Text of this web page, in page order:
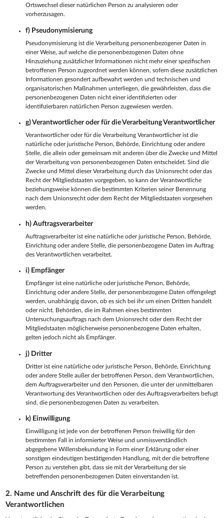
Ortswechsel dieser natürlichen Person zu analysieren oder
vorherzusagen.
f) Pseudonymisierung
Pseudonymisierung ist die Verarbeitung personenbezogener Daten in
einer Weise, auf welche die personenbezogenen Daten ohne
Hinzuziehung zusätzlicher Informationen nicht mehr einer spezifischen
betroffenen Person zugeordnet werden können, sofern diese zusätzlichen
Informationen gesondert aufbewahrt werden und technischen und
organisatorischen Maßnahmen unterliegen, die gewährleisten, dass die
personenbezogenen Daten nicht einer identifizierten oder
identifizierbaren natürlichen Person zugewiesen werden.
g) Verantwortlicher oder für die Verarbeitung Verantwortlicher
Verantwortlicher oder für die Verarbeitung Verantwortlicher ist die
natürliche oder juristische Person, Behörde, Einrichtung oder andere
Stelle, die allein oder gemeinsam mit anderen über die Zwecke und Mittel
der Verarbeitung von personenbezogenen Daten entscheidet. Sind die
Zwecke und Mittel dieser Verarbeitung durch das Unionsrecht oder das
Recht der Mitgliedstaaten vorgegeben, so kann der Verantwortliche
beziehungsweise können die bestimmten Kriterien seiner Benennung
nach dem Unionsrecht oder dem Recht der Mitgliedstaaten vorgesehen
werden.
h) Auftragsverarbeiter
Auftragsverarbeiter ist eine natürliche oder juristische Person, Behörde,
Einrichtung oder andere Stelle, die personenbezogene Daten im Auftrag
des Verantwortlichen verarbeitet.
i) Empfänger
Empfänger ist eine natürliche oder juristische Person, Behörde,
Einrichtung oder andere Stelle, der personenbezogene Daten offengelegt
werden, unabhängig davon, ob es sich bei ihr um einen Dritten handelt
oder nicht. Behörden, die im Rahmen eines bestimmten
Untersuchungsauftrags nach dem Unionsrecht oder dem Recht der
Mitgliedstaaten möglicherweise personenbezogene Daten erhalten,
gelten jedoch nicht als Empfänger.
j) Dritter
Dritter ist eine natürliche oder juristische Person, Behörde, Einrichtung
oder andere Stelle außer der betroffenen Person, dem Verantwortlichen,
dem Auftragsverarbeiter und den Personen, die unter der unmittelbaren
Verantwortung des Verantwortlichen oder des Auftragsverarbeiters befugt
sind, die personenbezogenen Daten zu verarbeiten.
k) Einwilligung
Einwilligung ist jede von der betroffenen Person freiwillig für den
bestimmten Fall in informierter Weise und unmissverständlich
abgegebene Willensbekundung in Form einer Erklärung oder einer
sonstigen eindeutigen bestätigenden Handlung, mit der die betroffene
Person zu verstehen gibt, dass sie mit der Verarbeitung der sie
betreffenden personenbezogenen Daten einverstanden ist.
2. Name und Anschrift des für die Verarbeitung
Verantwortlichen